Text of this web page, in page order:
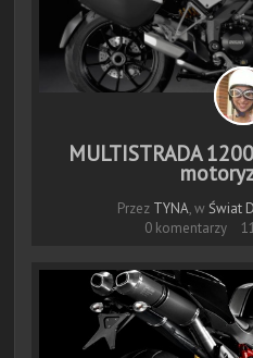
MULTISTRADA
Przez TYNA, w Świat
0 komentarzy